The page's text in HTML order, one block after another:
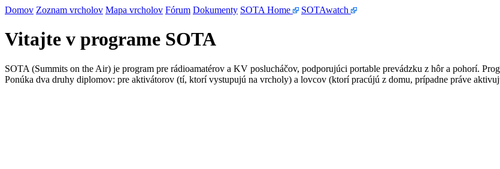
Domov Zoznam vrcholov Mapa vrcholov Fórum Dokumenty SOTA Home SOTAwatch
Vitajte v programe SOTA
SOTA (Summits on the Air) je program pre rádioamatérov a KV poslucháčov, podporujúci portable prevádzku z hôr a pohorí.
Ponúka dva druhy diplomov: pre aktivátorov (tí, ktorí vystupujú na vrcholy) a lovcov (ktorí pracújú z domu, prípadne práve